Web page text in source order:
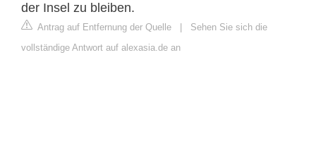
der Insel zu bleiben.
Antrag auf Entfernung der Quelle
Sehen Sie sich die
vollständige Antwort auf alexasia.de an